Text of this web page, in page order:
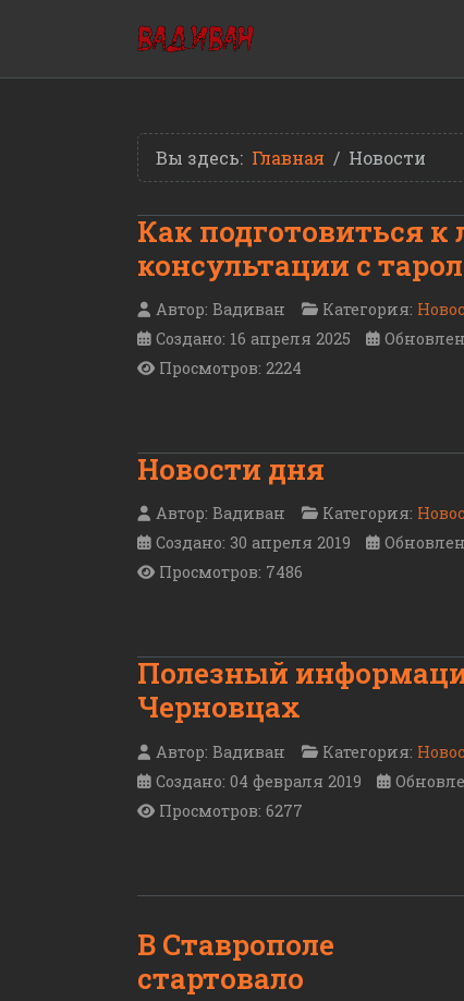
Вы здесь: Главная Новости
Как подготовиться к
консультации с
Автор: Вадиван Категория:
Создано: 16 апреля 2025
Просмотров: 2224
Новости дня
Автор: Вадиван Категория:
Создано: 30 апреля 2019
Просмотров: 7486
Полезный
Черновцах
Автор: Вадиван Категория:
Создано: 04 февраля 2019
Просмотров: 6277
В Ставрополе
стартовало